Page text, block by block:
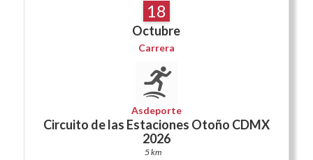
18
Octubre
Carrera
Asdeporte
Circuito de las Estaciones Otoño CDMX
2026
5 km